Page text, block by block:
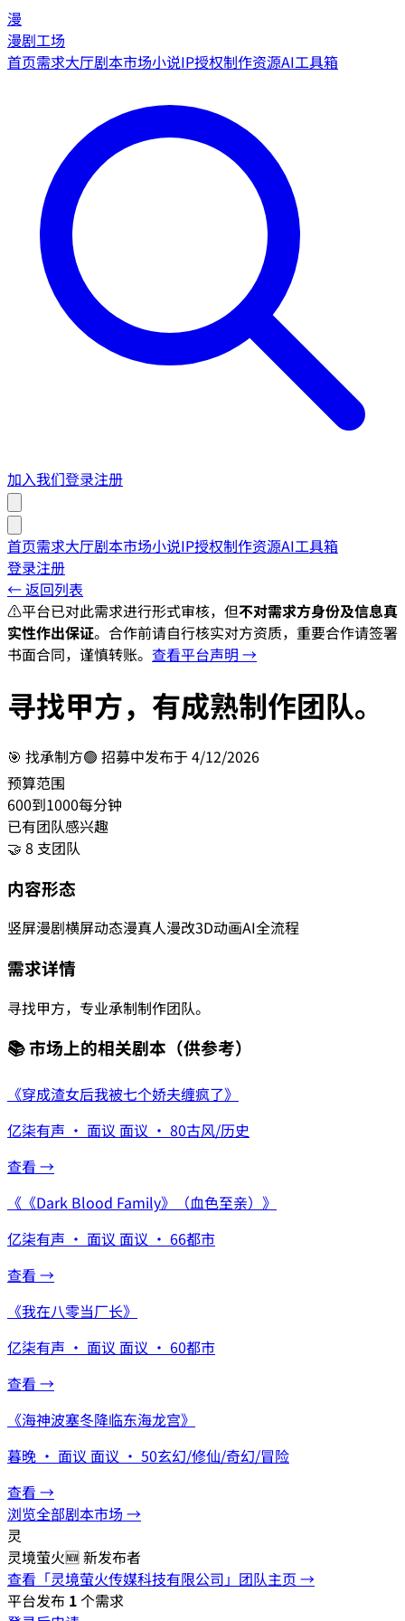
漫
漫剧工场
首页需求大厅剧本市场小说IP授权制作资源AI工具箱
加入我们登录注册
首页需求大厅剧本市场小说IP授权制作资源AI工具箱
登录注册
← 返回列表
⚠️平台已对此需求进行形式审核，但不对需求方身份及信息真
实性作出保证。合作前请自行核实对方资质，重要合作请签署
书面合同，谨慎转账。 查看平台声明 →
寻找甲方，有成熟制作团队。
🎯 找承制方🟢 招募中发布于4/12/2026
预算范围
600到1000每分钟
已有团队感兴趣
🤝 8 支团队
内容形态
竖屏漫剧横屏动态漫真人漫改3D动画AI全流程
需求详情
寻找甲方，专业承制制作团队。
📚 市场上的相关剧本 （供参考）
《穿成渣女后我被七个娇夫缠疯了》
亿柒有声 · 面议 面议 · 80古风/历史
查看 →
《 《Dark Blood Family》（血色至亲） 》
亿柒有声 · 面议 面议 · 66都市
查看 →
《我在八零当厂长》
亿柒有声 · 面议 面议 · 60都市
查看 →
《海神波塞冬降临东海龙宫》
暮晚 · 面议 面议 · 50玄幻/修仙/奇幻/冒险
查看 →
浏览全部剧本市场 →
灵
灵境萤火🆕 新发布者
查看「灵境萤火传媒科技有限公司 」团队主页 →
平台发布 1个需求